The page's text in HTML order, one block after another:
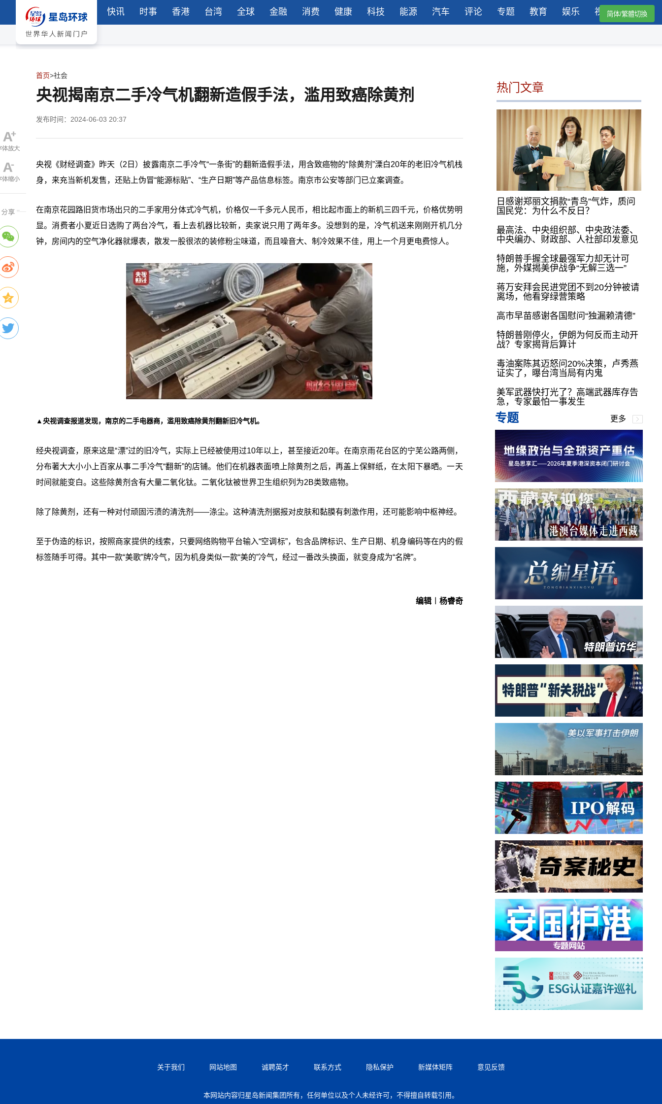
快讯 时事 香港 台湾 全球 金融 消费 健康 科技 能源 汽车 评论 专题 教育 娱乐 视频简体/繁體切換
首页>社会
央视揭南京二手冷气机翻新造假手法，滥用致癌除黄剂
发布时间：2024-06-03 20:37
央视《财经调查》昨天（2日）披露南京二手冷气“一条街”的翻新造假手法，用含致癌物的“除黄剂”溧白20年的老旧冷气机栈
身，来充当新机发售，还贴上伪冒“能源标贴”、“生产日期”等产品信息标签。南京市公安等部门已立案调查。
在南京花园路旧货市场出只的二手家用分体式冷气机，价格仅一千多元人民币，相比起市面上的新机三四千元，价格优势明
显。消费者小夏近日选购了两台冷气，看上去机器比较新，卖家说只用了两年多。没想到的是，冷气机送来刚刚开机几分
钟，房间内的空气净化器就爆表，散发一股很浓的装修粉尘味道，而且噪音大、制冷效果不佳，用上一个月更电费惊人。
▲央视调查报道发现，南京的二手电器商，滥用致癌除黄剂翻新旧冷气机。
经央视调查，原来这是“漂”过的旧冷气，实际上已经被使用过10年以上，甚至接近20年。在南京雨花台区的宁芜公路两侧，
分布著大大小小上百家从事二手冷气“翻新”的店铺。他们在机器表面喷上除黄剂之后，再盖上保鲜纸，在太阳下暴晒。一天
时间就能变白。这些除黄剂含有大量二氧化钛。二氧化钛被世界卫生组织列为2B类致癌物。
除了除黄剂，还有一种对付顽固污渍的清洗剂——涤尘。这种清洗剂据报对皮肤和黏膜有刺激作用，还可能影响中枢神经。
至于伪造的标识，按照商家提供的线索，只要网络购物平台输入“空调标”，包含品牌标识、生产日期、机身编码等在内的假
标签随手可得。其中一款“美歌”牌冷气，因为机身类似一款“美的”冷气，经过一番改头换面，就变身成为“名牌”。
编辑︱杨睿奇
热门文章
日感谢郑丽文捐款“青鸟”气炸，质问
国民党：为什么不反日？
最高法、中央组织部、中央政法委、
中央编办、财政部、人社部印发意见
特朗普手握全球最强军力却无计可
施，外媒揭美伊战争“无解三选一”
蒋万安拜会民进党团不到20分钟被请
离场，他看穿绿营策略
高市早苗感谢各国慰问“独漏赖清德”
特朗普刚停火，伊朗为何反而主动开
战？专家揭背后算计
毒油案陈其迈怒问20%决策，卢秀燕
证实了，曝台湾当局有内鬼
美军武器快打光了？高端武器库存告
急，专家最怕一事发生
专题 更多
关于我们 网站地图 诚聘英才 联系方式 隐私保护 新媒体矩阵 意见反馈
本网站内容归星岛新闻集团所有，任何单位以及个人未经许可，不得擅自转载引用。